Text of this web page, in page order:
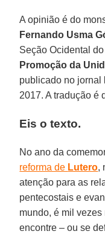
A opinião é do
Fernando Usma
Seção Ocidental do
Promoção da
publicado no jornal
2017. A tradução é
Eis o texto.
No ano da
reforma de Lutero,
atenção para as
pentecostais e
mundo, é mil
encontre – ou se